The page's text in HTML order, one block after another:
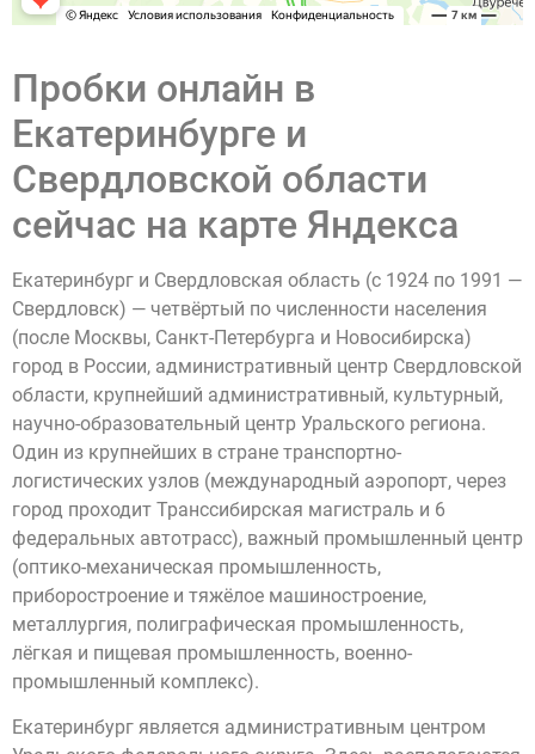
Пробки онлайн в
Екатеринбурге и
Свердловской области
сейчас на карте Яндекса
Екатеринбург и Свердловская область (с 1924 по 1991 —
Свердловск) — четвёртый по численности населения
(после Москвы, Санкт-Петербурга и Новосибирска)
город в России, административный центр Свердловской
области, крупнейший административный, культурный,
научно-образовательный центр Уральского региона.
Один из крупнейших в стране транспортно-
логистических узлов (международный аэропорт, через
город проходит Транссибирская магистраль и 6
федеральных автотрасс), важный промышленный центр
(оптико-механическая промышленность,
приборостроение и тяжёлое машиностроение,
металлургия, полиграфическая промышленность,
лёгкая и пищевая промышленность, военно-
промышленный комплекс).
Екатеринбург является административным центром